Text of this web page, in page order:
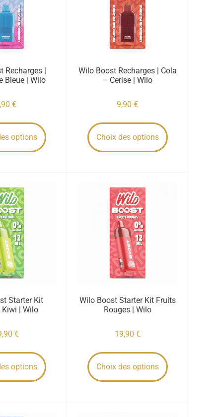
Recharges |
Bleue | Wilo
€
options
Wilo Boost Recharges | Cola
– Cerise | Wilo
9,90€
Choix des options
Starter Kit
Kiwi | Wilo
€
options
Wilo Boost Starter Kit Fruits
Rouges | Wilo
19,90 €
Choix des options